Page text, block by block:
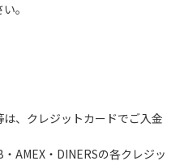
。
、クレジットカードでご入金
AMEX・DINERSの各クレジッ